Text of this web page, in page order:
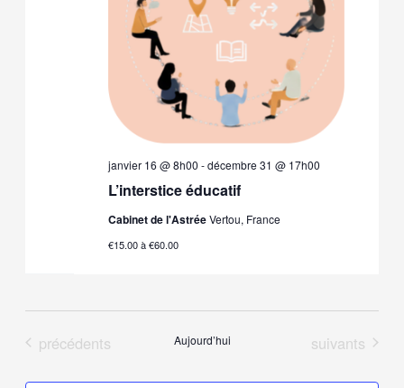
L’interstice éducatif
janvier 16 @ 8h00 -décembre 31 @ 17h00
Cabinet de l'AstréeVertou, France
€15.00 à €60.00
Évènements
précédents Aujourd’hui Évènements
suivants